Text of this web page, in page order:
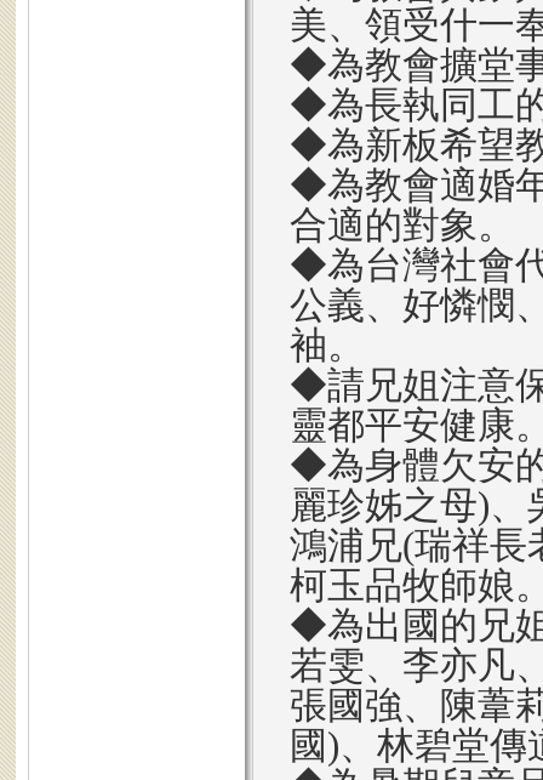
美、領受什一
◆為教會擴堂
◆為長執同工
◆為新板希望
◆為教會適婚
合適的對象。
◆為台灣社會
公義、好憐憫
袖。
◆請兄姐注意
靈都平安健康
◆為身體欠安
麗珍姊之母)
鴻浦兄(瑞祥長
柯玉品牧師娘
◆為出國的兄
若雯、李亦凡
張國強、陳葦
國)、林碧堂傳